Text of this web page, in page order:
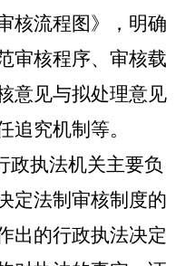
核流程图》，明确
审核程序、审核载
意见与拟处理意见
追究机制等。
政执法机关主要负
定法制审核制度的
出的行政执法决定